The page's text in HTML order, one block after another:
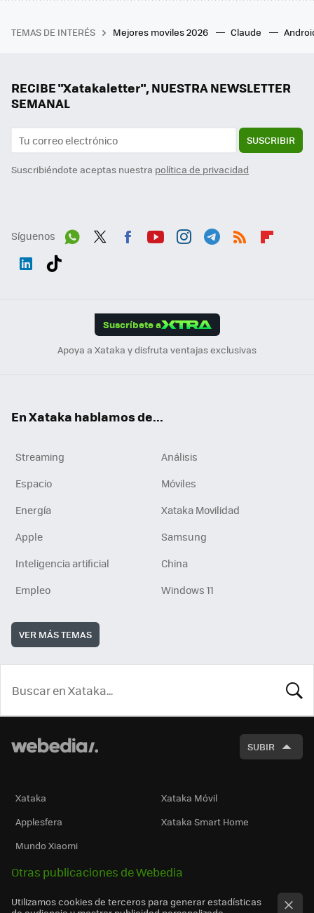
TEMAS DE INTERÉS Mejores moviles 2026 Claude
RECIBE "Xatakaletter", NUESTRA NEWSLETTER
SEMANAL
SUSCRIBIR
Suscribiéndote aceptas nuestra política de privacidad
Síguenos
Suscríbete a
Apoya a Xataka y disfruta ventajas exclusivas
En Xataka hablamos de...
Streaming
Análisis
Espacio
Móviles
Energía
Xataka Movilidad
Apple
Samsung
Inteligencia artificial
China
Empleo
Windows 11
VER MÁS TEMAS
SUBIR
Xataka
Xataka Móvil
Applesfera
Xataka Smart Home
Mundo Xiaomi
Otras publicaciones de Webedia
Utilizamos cookies de terceros para generar estadísticas